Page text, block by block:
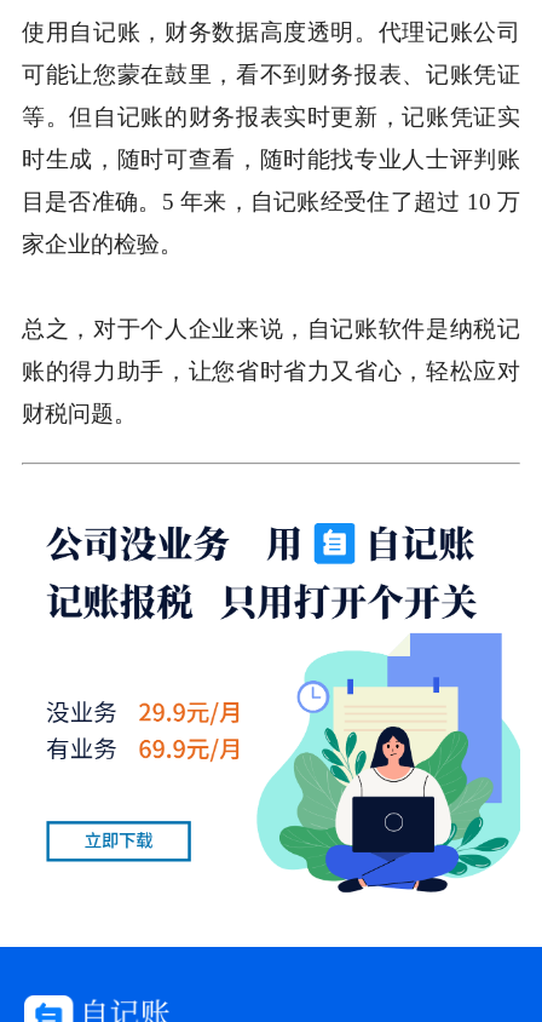
使用自记账，财务数据高度透明。代理记账公司
可能让您蒙在鼓里，看不到财务报表、记账凭证
等。但自记账的财务报表实时更新，记账凭证实
时生成，随时可查看，随时能找专业人士评判账
目是否准确。5 年来，自记账经受住了超过 10 万
家企业的检验。
总之，对于个人企业来说，自记账软件是纳税记
账的得力助手，让您省时省力又省心，轻松应对
财税问题。